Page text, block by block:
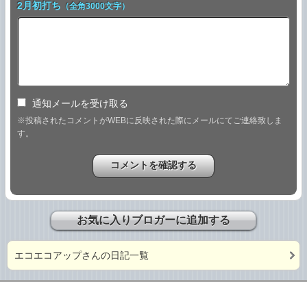
2月初打ち （全角3000文字）
通知メールを受け取る
※投稿されたコメントがWEBに反映された際にメールにてご連絡致しま
す。
お気に入りブロガーに追加する
エコエコアップさんの日記一覧